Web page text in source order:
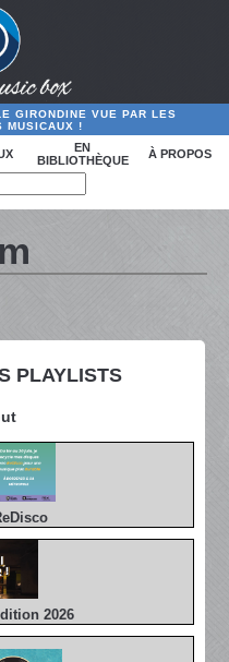
GIRONDINE VUE PAR LES
MUSICAUX !
EN
BIBLIOTHÈQUE
À PROPOS
PLAYLISTS
2026